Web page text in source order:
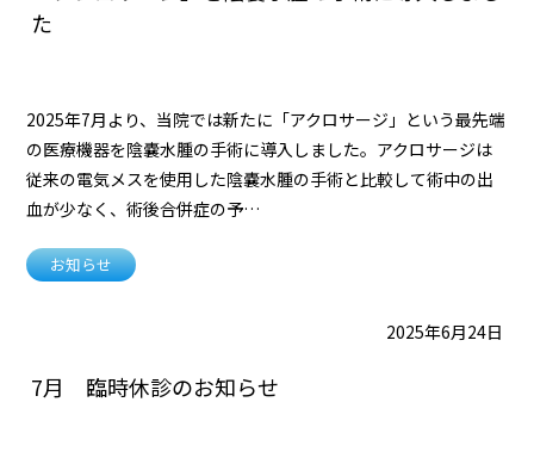
た
2025年7月より、当院では新たに「アクロサージ」という最先端
の医療機器を陰嚢水腫の手術に導入しました。アクロサージは
従来の電気メスを使用した陰嚢水腫の手術と比較して術中の出
血が少なく、術後合併症の予…
お知らせ
7月 臨時休診のお知らせ
2025年6月24日